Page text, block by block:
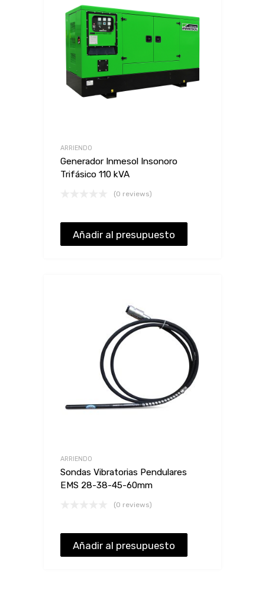
ARRIENDO
Generador Inmesol Insonoro
Trifásico 110 kVA
(0 reviews)
Añadir al presupuesto
ARRIENDO
Sondas Vibratorias Pendulares
EMS 28-38-45-60mm
(0 reviews)
Añadir al presupuesto